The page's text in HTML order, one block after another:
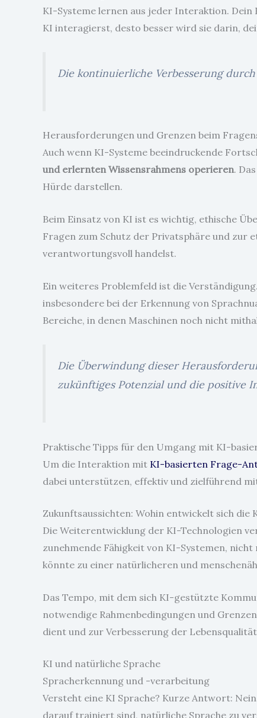
KI-Systeme lernen aus jeder Interaktion.
KI interagierst, desto besser wird sie darin,
Die kontinuierliche Verbesserung
Herausforderungen und Grenzen beim
Auch wenn KI-Systeme beeindruckende
und erlernten Wissensrahmens operieren.
Hürde darstellen.
Beim Einsatz von KI ist es wichtig, ethische
Fragen zum Schutz der Privatsphäre und zur
verantwortungsvoll handelst.
Ein weiteres Problemfeld ist die
insbesondere bei der Erkennung von
Bereiche, in denen Maschinen noch nicht
Die Überwindung dieser
zukünftiges Potenzial und die positive
Praktische Tipps für den Umgang mit KI-
Um die Interaktion mit KI-basierten Frage-
dabei unterstützen, effektiv und zielführend
Zukunftsaussichten: Wohin entwickelt sich
Die Weiterentwicklung der KI-Technologien
zunehmende Fähigkeit von KI-Systemen,
könnte zu einer natürlicheren und
Das Tempo, mit dem sich KI-gestützte
notwendige Rahmenbedingungen und
dient und zur Verbesserung der
KI und natürliche Sprache
Spracherkennung und -verarbeitung
Versteht eine KI Sprache? Kurze Antwort:
darauf trainiert sind, natürliche Sprache zu